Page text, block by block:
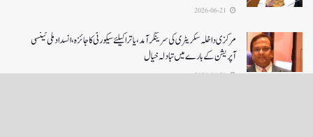
مرکزی داخلہ سکریٹری کی سرینگر آمد ،یاترا کیلئے سیکورٹی کا جائزہ ،انسداد ملی ٹینسی
آپریشن کے بارے میں تبادلہ خیال
2026-06-21